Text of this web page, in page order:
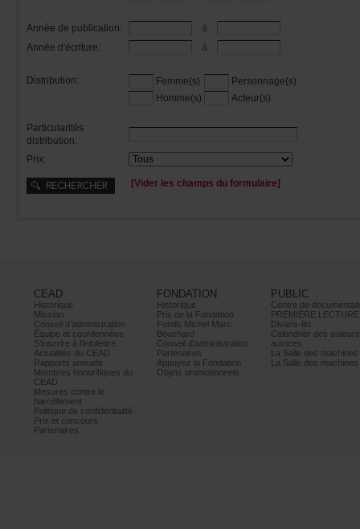
Annéedepublication:
à
Annéed'écriture:
à
Distribution: Femme(s)
Personnage(s)
Homme(s)
Acteur(s)
Particularités
distribution:
Prix:
[Viderleschampsduformulaire]
CEAD
Historique
Mission
Conseild’administration
Équipeetcoordonnées
S’inscrireàl’infolettre
ActualitésduCEAD
Rapportsannuels
Membreshonorifiquesdu
CEAD
Mesurescontrele
harcèlement
Politiquedeconfidentialité
Prixetconcours
Partenaires
FONDATION
Historique
PrixdelaFondation
FondsMichelMarc
Bouchard
Conseild’administration
Partenaires
AppuyezlaFondation
Objetspromotionnels
PUBLIC
PREMIÈRELECTURE
Divans-lits
autrices